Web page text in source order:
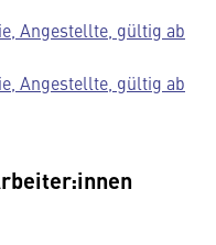
Angestellte, gültig ab
Angestellte, gültig ab